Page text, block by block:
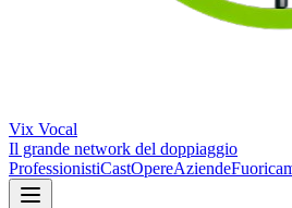
Vix Vocal
Il grande network del doppiaggio
ProfessionistiCastOpereAziende